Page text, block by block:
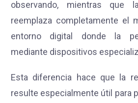
observando, mientras que
reemplaza completamente el
entorno digital donde la
mediante dispositivos
Esta diferencia hace que la
resulte especialmente útil para